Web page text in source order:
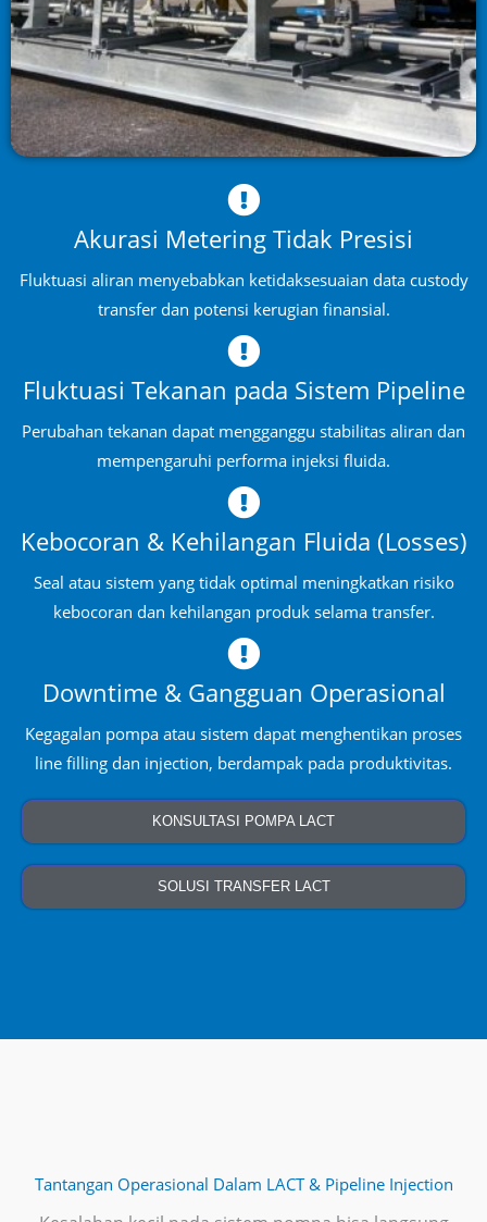
Akurasi Metering Tidak Presisi
Fluktuasi aliran menyebabkan ketidaksesuaian data custody
transfer dan potensi kerugian finansial.
Fluktuasi Tekanan pada Sistem Pipeline
Perubahan tekanan dapat mengganggu stabilitas aliran dan
mempengaruhi performa injeksi fluida.
Kebocoran & Kehilangan Fluida (Losses)
Seal atau sistem yang tidak optimal meningkatkan risiko
kebocoran dan kehilangan produk selama transfer.
Downtime & Gangguan Operasional
Kegagalan pompa atau sistem dapat menghentikan proses
line filling dan injection, berdampak pada produktivitas.
KONSULTASI POMPA LACT
SOLUSI TRANSFER LACT
Tantangan Operasional Dalam LACT & Pipeline Injection